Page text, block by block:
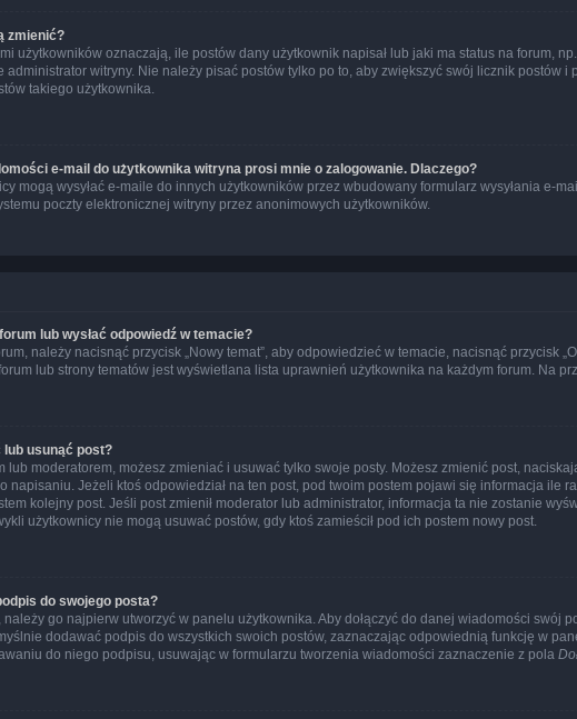
zmienić?
użytkowników oznaczają, ile postów dany użytkownik napisał lub jaki ma status na forum,
witryny. Nie należy pisać postów tylko po to, aby zwiększyć swój licznik postów
takiego użytkownika.
e-mail do użytkownika witryna prosi mnie o zalogowanie. Dlaczego?
mogą wysyłać e-maile do innych użytkowników przez wbudowany formularz wysyłania e-
poczty elektronicznej witryny przez anonimowych użytkowników.
lub wysłać odpowiedź w temacie?
należy nacisnąć przycisk „Nowy temat”, aby odpowiedzieć w temacie, nacisnąć przycisk
lub strony tematów jest wyświetlana lista uprawnień użytkownika na każdym forum. Na
lub usunąć post?
lub moderatorem, możesz zmieniać i usuwać tylko swoje posty. Możesz zmienić post,
napisaniu. Jeżeli ktoś odpowiedział na ten post, pod twoim postem pojawi się informacja ile
kolejny post. Jeśli post zmienił moderator lub administrator, informacja ta nie zostanie
użytkownicy nie mogą usuwać postów, gdy ktoś zamieścił pod ich postem nowy post.
do swojego posta?
go najpierw utworzyć w panelu użytkownika. Aby dołączyć do danej wiadomości swój
dodawać podpis do wszystkich swoich postów, zaznaczając odpowiednią funkcję w
do niego podpisu, usuwając w formularzu tworzenia wiadomości zaznaczenie z pola